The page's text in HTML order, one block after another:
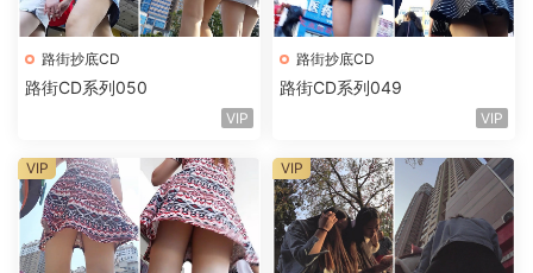
路街抄底CD
路街CD系列050
VIP
路街抄底CD
路街CD系列049
VIP
VIP VIP